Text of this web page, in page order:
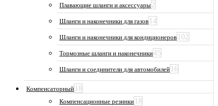
Плавающие шланги и аксессуары2
Шланги и наконечники для газов 14
Шланги и наконечники для кондиционеров 102
Тормозные шланги и наконечники45
Шланги и соединители для автомобилей 16
Компенсаторный 18
Компенсационные резинки 18